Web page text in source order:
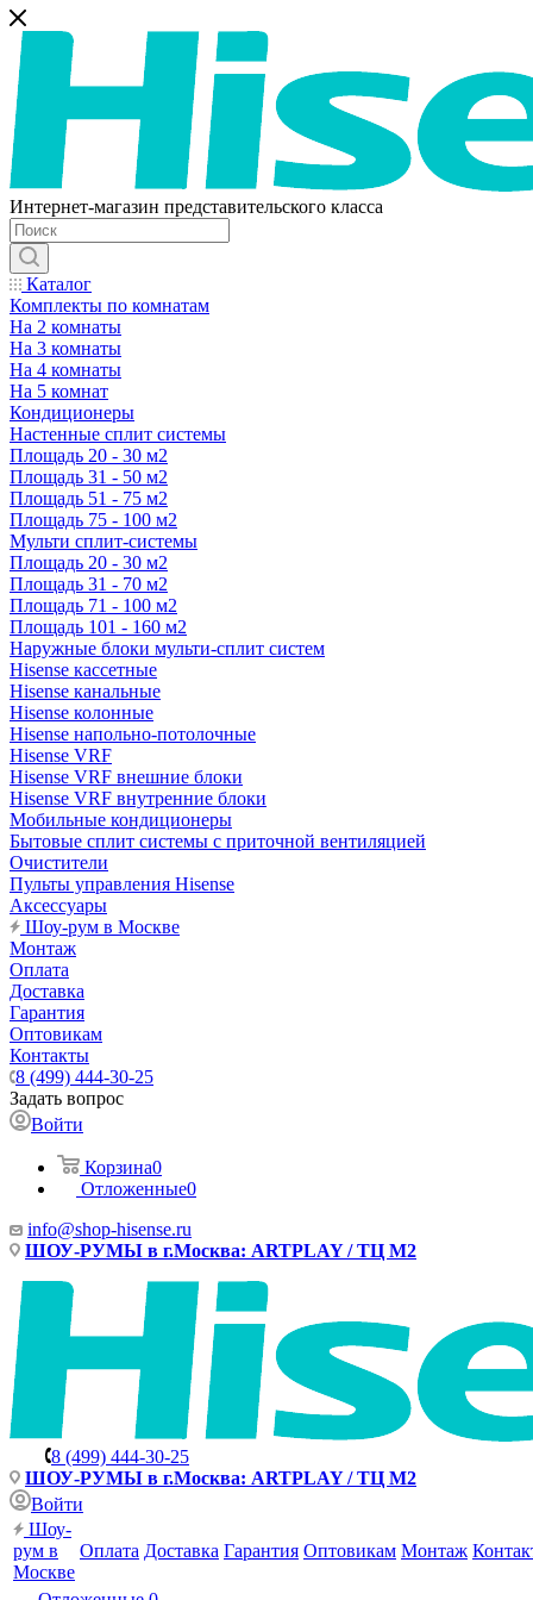
Интернет-магазин представительского класса
Каталог
Комплекты по комнатам
На 2 комнаты
На 3 комнаты
На 4 комнаты
На 5 комнат
Кондиционеры
Настенные сплит системы
Площадь 20 - 30 м2
Площадь 31 - 50 м2
Площадь 51 - 75 м2
Площадь 75 - 100 м2
Мульти сплит-системы
Площадь 20 - 30 м2
Площадь 31 - 70 м2
Площадь 71 - 100 м2
Площадь 101 - 160 м2
Наружные блоки мульти-сплит систем
Hisense кассетные
Hisense канальные
Hisense колонные
Hisense напольно-потолочные
Hisense VRF
Hisense VRF внешние блоки
Hisense VRF внутренние блоки
Мобильные кондиционеры
Бытовые сплит системы с приточной вентиляцией
Очистители
Пульты управления Hisense
Аксессуары
Шоу-рум в Москве
Монтаж
Оплата
Доставка
Гарантия
Оптовикам
Контакты
8 (499) 444-30-25
Задать вопрос
Войти
Корзина0
Отложенные0
info@shop-hisense.ru
ШОУ-РУМЫ в г.Москва: ARTPLAY / ТЦ М2
8 (499) 444-30-25
ШОУ-РУМЫ в г.Москва: ARTPLAY / ТЦ М2
Войти
Шоу-
рум в
Москве
Оплата Доставка Гарантия Оптовикам Монтаж